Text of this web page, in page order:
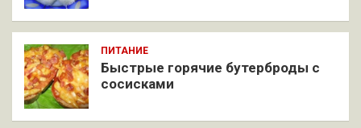
ПИТАНИЕ
Быстрые горячие бутерброды с
сосисками